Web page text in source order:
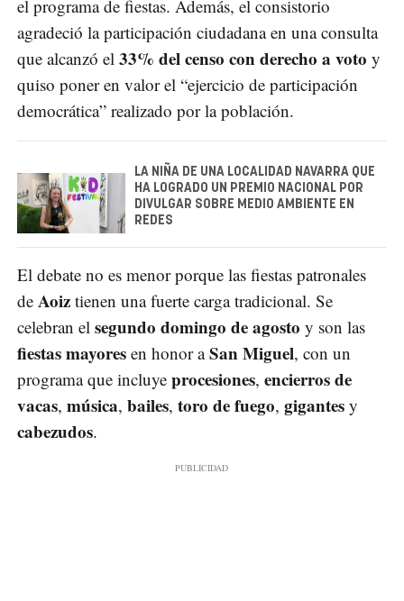
el programa de fiestas. Además, el consistorio
agradeció la participación ciudadana en una consulta
que alcanzó el 33% del censo con derecho a voto y
quiso poner en valor el “ejercicio de participación
democrática” realizado por la población.
LA NIÑA DE UNA LOCALIDAD NAVARRA QUE
HA LOGRADO UN PREMIO NACIONAL POR
DIVULGAR SOBRE MEDIO AMBIENTE EN
REDES
El debate no es menor porque las fiestas patronales
de Aoiz tienen una fuerte carga tradicional. Se
celebran el segundo domingo de agosto y son las
fiestas mayores en honor aSan Miguel, con un
programa que incluye procesiones, encierros de
vacas, música, bailes, toro de fuego, gigantes y
cabezudos.